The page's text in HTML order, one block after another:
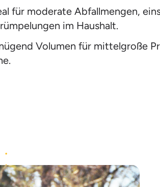
für moderate Abfallmengen,
im Haushalt.
Volumen für mittelgroße